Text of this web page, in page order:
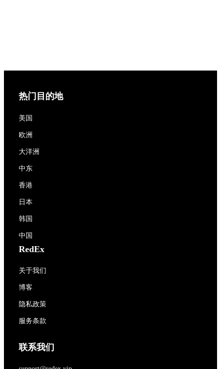
热门目的地
美国
欧洲
大洋洲
中东
香港
日本
韩国
中国
RedEx
关于我们
博客
隐私政策
服务条款
联系我们